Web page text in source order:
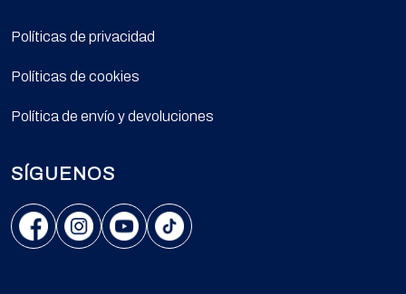
Políticas de privacidad
Políticas de cookies
Política de envío y devoluciones
SÍGUENOS